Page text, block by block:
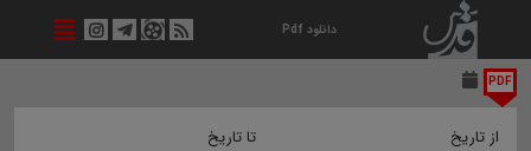
دانلود Pdf
PDF
از تاریخ تا تاریخ